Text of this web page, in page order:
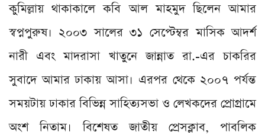
কুমিল্লায় থাকাকালে কবি আল মাহমুদ ছিলেন আমার
স্বপ্নপুরুষ। ২০০৩ সালের ৩১ সেপ্টেম্বর মাসিক আদর্শ
নারী এবং মাদরাসা খাতুনে জান্নাত রা.-এর চাকরির
সুবাদে আমার ঢাকায় আসা। এরপর থেকে ২০০৭ পর্যন্ত
সময়টায় ঢাকার বিভিন্ন সাহিত্যসভা ও লেখকদের প্রোগ্রামে
অংশ নিতাম। বিশেষত জাতীয় প্রেসক্লাব, পাবলিক